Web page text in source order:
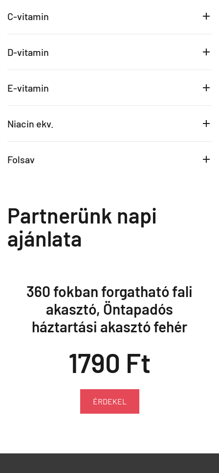
C-vitamin
D-vitamin
E-vitamin
Niacin ekv.
Folsav
Partnerünk napi
ajánlata
360 fokban forgatható fali
akasztó, Öntapadós
háztartási akasztó fehér
1790 Ft
ÉRDEKEL